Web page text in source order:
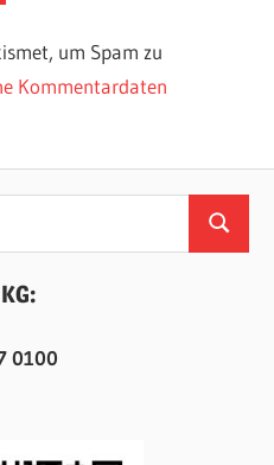
um Spam zu
Kommentardaten
Suchen
0100